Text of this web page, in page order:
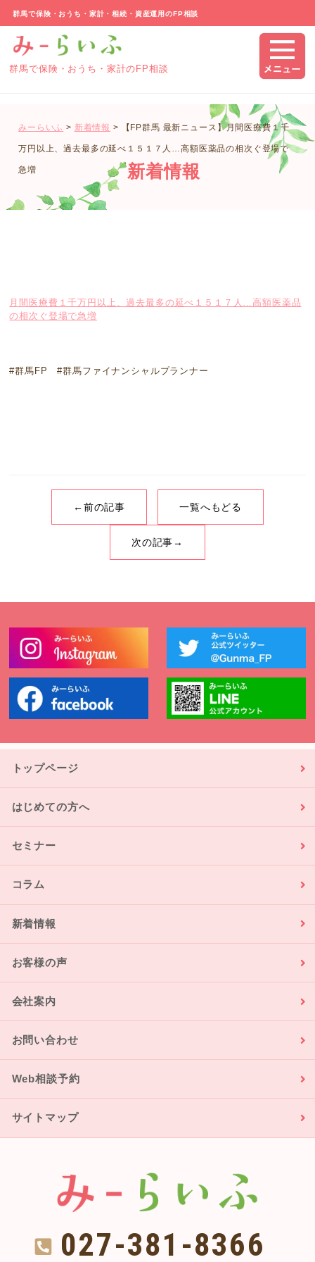
群馬で保険・おうち・家計・相続・資産運用のFP相談
群馬で保険・おうち・家計のFP相談
みーらいふ > 新着情報 > 【FP群馬 最新ニュース】月間医療費１千
万円以上、過去最多の延べ１５１７人…高額医薬品の相次ぐ登場で
急増 新着情報
月間医療費１千万円以上、過去最多の延べ１５１７人…高額医薬品
の相次ぐ登場で急増
#群馬FP #群馬ファイナンシャルプランナー
←前の記事 一覧へもどる
次の記事→
トップページ
はじめての方へ
セミナー
コラム
新着情報
お客様の声
会社案内
お問い合わせ
Web相談予約
サイトマップ
027-381-8366